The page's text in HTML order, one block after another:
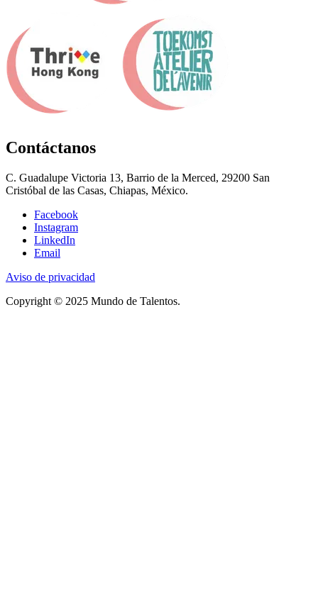
Contáctanos
C. Guadalupe Victoria 13, Barrio de la Merced, 29200 San
Cristóbal de las Casas, Chiapas, México.
Facebook
Instagram
LinkedIn
Email
Aviso de privacidad
Copyright © 2025 Mundo de Talentos.